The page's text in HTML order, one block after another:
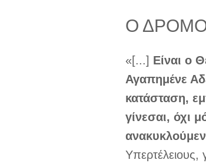
Ο
«[...] Είναι ο
Αγαπημένε
κατάσταση,
γίνεσαι, όχι
Υπερτέλειους,